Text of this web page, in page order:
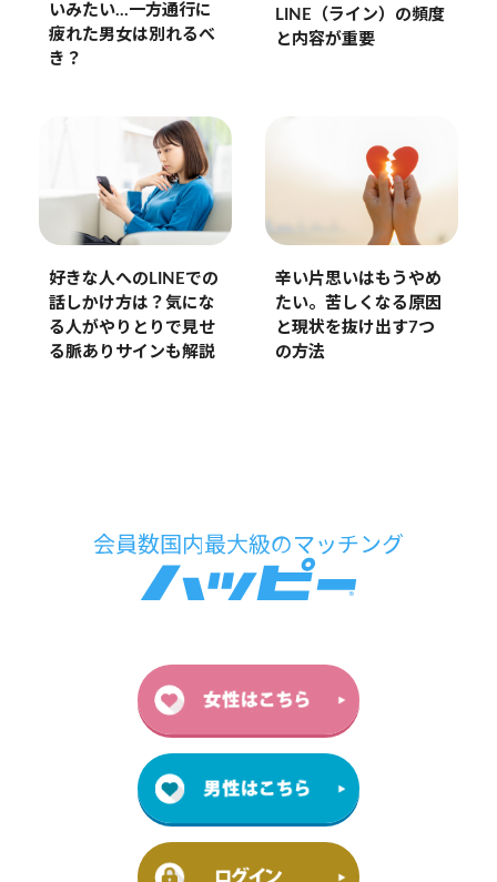
いみたい…一方通行に
疲れた男女は別れるべ
き？
LINE（ライン）の頻度
と内容が重要
好きな人へのLINEでの
話しかけ方は？気にな
る人がやりとりで見せ
る脈ありサインも解説
辛い片思いはもうやめ
たい。苦しくなる原因
と現状を抜け出す7つ
の方法